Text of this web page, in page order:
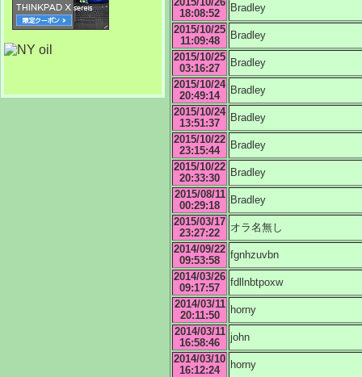
18:08:52
Bradley
2015/10/25
11:09:48
Bradley
2015/10/25
03:16:27
Bradley
2015/10/24
20:49:14
Bradley
2015/10/24
13:51:37
Bradley
2015/10/22
23:15:44
Bradley
2015/10/22
20:33:30
Bradley
2015/08/11
00:29:18
Bradley
2015/03/17
23:27:22
オラ名無し
2014/09/22
09:53:58
fgnhzuvbn
2014/03/26
09:17:57
fdllnbtpoxw
2014/03/11
20:11:50
horny
2014/03/11
16:58:46
john
2014/03/10
16:12:24
horny